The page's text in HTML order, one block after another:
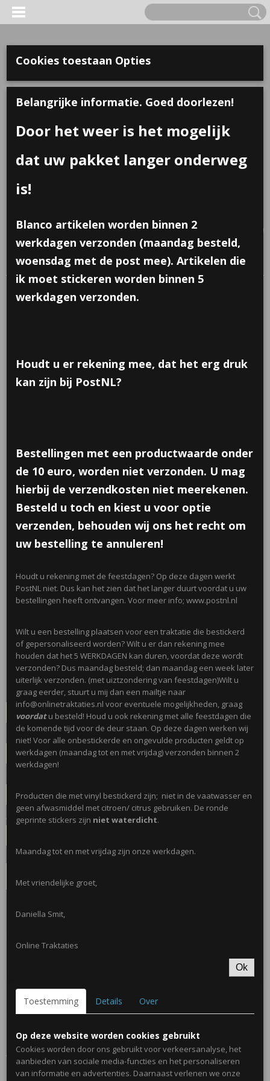
Geen producten
(0)
Home>Traktaties>Notitieblok met pen
Notitieblok met pen
€ 3,10 (inclusief btw 21%)
Op voorraad- Levertijd max. 7 werkdagen voor geperson
Zwarte vinyl naam sticker
Ronde sticker
Aantal
IN WINKELWAGEN
Omschrijving
Ook leuk om mee te bestellen, een ronde bedank sticker (zie foto 3).
Afmetingen; 29 x 22cm
Cookies toestaan Opties
Belangrijke informatie. Goed doorlezen!
Door het weer is het mogelijk
dat uw pakket langer onderweg
is!
Blanco artikelen worden binnen 2
werkdagen verzonden (maandag besteld,
woensdag met de post mee). Artikelen die
ik moet stickeren worden binnen 5
werkdagen verzonden.
Houdt u er rekening mee, dat het erg druk
kan zijn bij PostNL?
Bestellingen met een productwaarde onder
de 10 euro, worden niet verzonden. U mag
hierbij de verzendkosten niet meerekenen.
Besteld u toch en kiest u voor optie
verzenden, behouden wij ons het recht om
uw bestelling te annuleren!
Houdt u rekening met de feestdagen? Op deze dagen werkt
PostNL niet. Dus kan het zien dat het langer duurt voordat u uw
bestellingen heeft ontvangen. Voor meer info; www.postnl.nl
Wilt u een bestelling plaatsen voor een traktatie die bestickerd
of gepersonaliseerd worden? Wilt u er dan rekening mee
houden dat het 5 WERKDAGEN kan duren, voordat deze wordt
verzonden? Dus maandag besteld; dan maandag een week later
uiterlijk verzonden. (met uiztzondering van feestdagen)Wilt u
graag eerder, stuurt u mij dan een mailtje naar
info@onlinetraktaties.nl voor eventuele mogelijkheden, graag
voordatu besteld! Houd u ook rekening met alle feestdagen die
de komende tijd voor de deur staan. Op deze dagen werken wij
niet! Voor alle onbestickerde en ongevulde producten geldt op
werkdagen (maandag tot en met vrijdag) verzonden binnen 2
werkdagen!
Producten die met vinyl bestickerd zijn; niet in de vaatwasser en
geen afwasmiddel met citroen/ citrus gebruiken. De ronde
geprinte stickers zijn niet waterdicht.
Maandag tot en met vrijdag zijn onze werkdagen.
Met vriendelijke groet,
Daniella Smit,
Online Traktaties
Ok
Toestemming Details Over
Op deze website worden cookies gebruikt
Cookies worden door ons gebruikt voor verkeersanalyse, het
aanbieden van sociale media-functies en het personaliseren
van informatie en advertenties. Daarnaast verlenen we onze